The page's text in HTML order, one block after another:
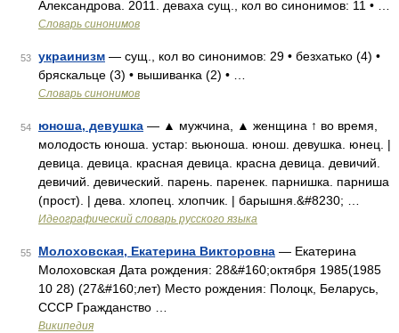
Александрова. 2011. деваха сущ., кол во синонимов: 11 • …
Словарь синонимов
53 украинизм — сущ., кол во синонимов: 29 • безхатько (4) •
бряскальце (3) • вышиванка (2) • …
Словарь синонимов
54 юноша, девушка — ▲ мужчина, ▲ женщина ↑ во время,
молодость юноша. устар: вьюноша. юнош. девушка. юнец. |
девица. девица. красная девица. красна девица. девичий.
девичий. девический. парень. паренек. парнишка. парниша
(прост). | дева. хлопец. хлопчик. | барышня.&#8230; …
Идеографический словарь русского языка
55 Молоховская, Екатерина Викторовна — Екатерина
Молоховская Дата рождения: 28&#160;октября 1985(1985
10 28) (27&#160;лет) Место рождения: Полоцк, Беларусь,
СССР Гражданство …
Википедия